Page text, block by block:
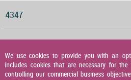
4347
Druckwächter für Gas, Luft und
4348
We use cookies to provide you with an
includes cookies that are necessary for
controlling our commercial business